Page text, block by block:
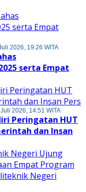
2026, 19:26 WITA
serta Empat
2026, 14:51 WITA
Peringatan HUT
dan Insan